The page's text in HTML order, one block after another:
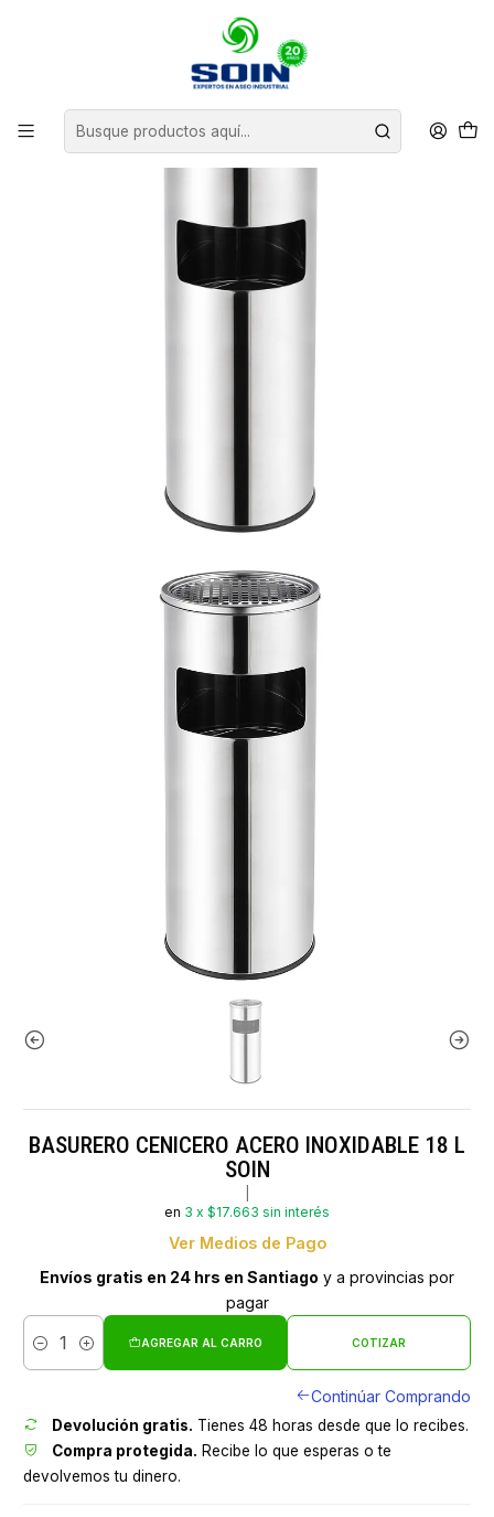
BASUREROS DE ACERO
BASURERO CENICERO ACERO INOXIDABLE 18 L SOIN
BASURERO CENICERO ACERO INOXIDABLE 18 L
SOIN
en 3 x $17.663 sin interés
Ver Medios de Pago
Envíos gratis en 24 hrs en Santiago y a provincias por
pagar
Cantidad
AGREGAR AL CARRO COTIZAR
Continúar Comprando
Devolución gratis. Tienes 48 horas desde que lo recibes.
Compra protegida. Recibe lo que esperas o te
devolvemos tu dinero.